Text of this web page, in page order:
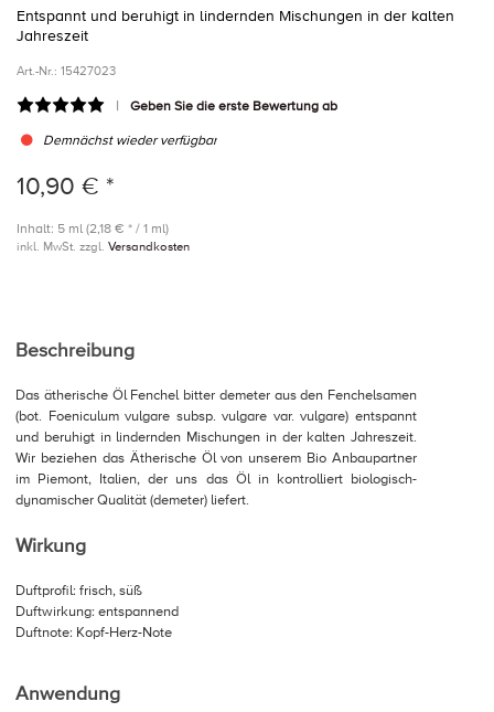
Entspannt und beruhigt in lindernden Mischungen in der kalten
Jahreszeit
Art.-Nr.: 15427023
Geben Sie die erste Bewertung ab
Demnächst wieder verfügbar
10,90 € *
Inhalt: 5 ml (2,18 € * / 1 ml)
inkl. MwSt. zzgl. Versandkosten
Beschreibung
Das ätherische Öl Fenchel bitter demeter aus den Fenchelsamen
(bot. Foeniculum vulgare subsp. vulgare var. vulgare) entspannt
und beruhigt in lindernden Mischungen in der kalten Jahreszeit.
Wir beziehen das Ätherische Öl von unserem Bio Anbaupartner
im Piemont, Italien, der uns das Öl in kontrolliert biologisch-
dynamischer Qualität (demeter) liefert.
Wirkung
Duftprofil: frisch, süß
Duftwirkung: entspannend
Duftnote: Kopf-Herz-Note
Anwendung